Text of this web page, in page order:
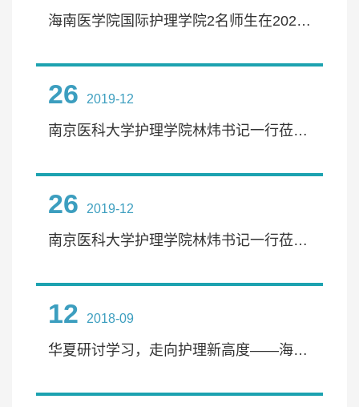
海南医学院国际护理学院2名师生在2021年ICN国际护士大会进行口头汇报
26 2019-12
南京医科大学护理学院林炜书记一行莅临我院交流
26 2019-12
南京医科大学护理学院林炜书记一行莅临我院交流
12 2018-09
华夏研讨学习，走向护理新高度——海南医学院国际护理学院学生代表参加2018年华夏高等护理教育联盟暑期培训